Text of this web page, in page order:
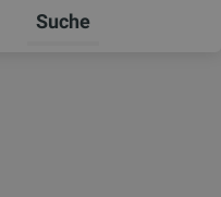
Unternehmen
Untermenü für
Suche